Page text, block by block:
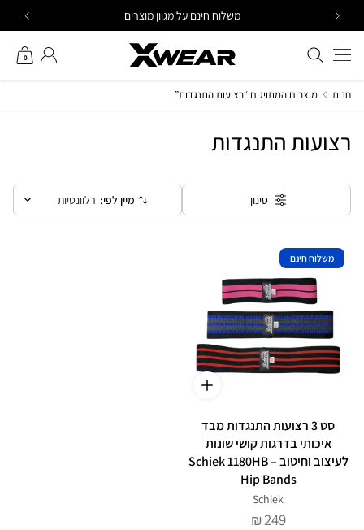
content
משלוח חינם על מגוון מוצרים
חיפוש באתר
0
החשבון שלי
חנות מוצרים המתויגים “רצועות התנגדות”
רצועות התנגדות
סינון מיין לפי: רלוונטיות
משלוח חינם
סט 3 רצועות התנגדות מבד
איכותי בדרגות קושי שונות
לעיצוב וחיטוב – Schiek 1180HB
Hip Bands
Schiek
₪ 249